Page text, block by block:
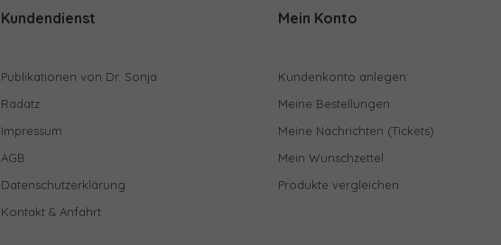
Kundendienst
Publikationen von Dr. Sonja
Radatz
Impressum
AGB
Datenschutzerklärung
Kontakt & Anfahrt
Mein Konto
Kundenkonto anlegen
Meine Bestellungen
Meine Nachrichten (Tickets)
Mein Wunschzettel
Produkte vergleichen